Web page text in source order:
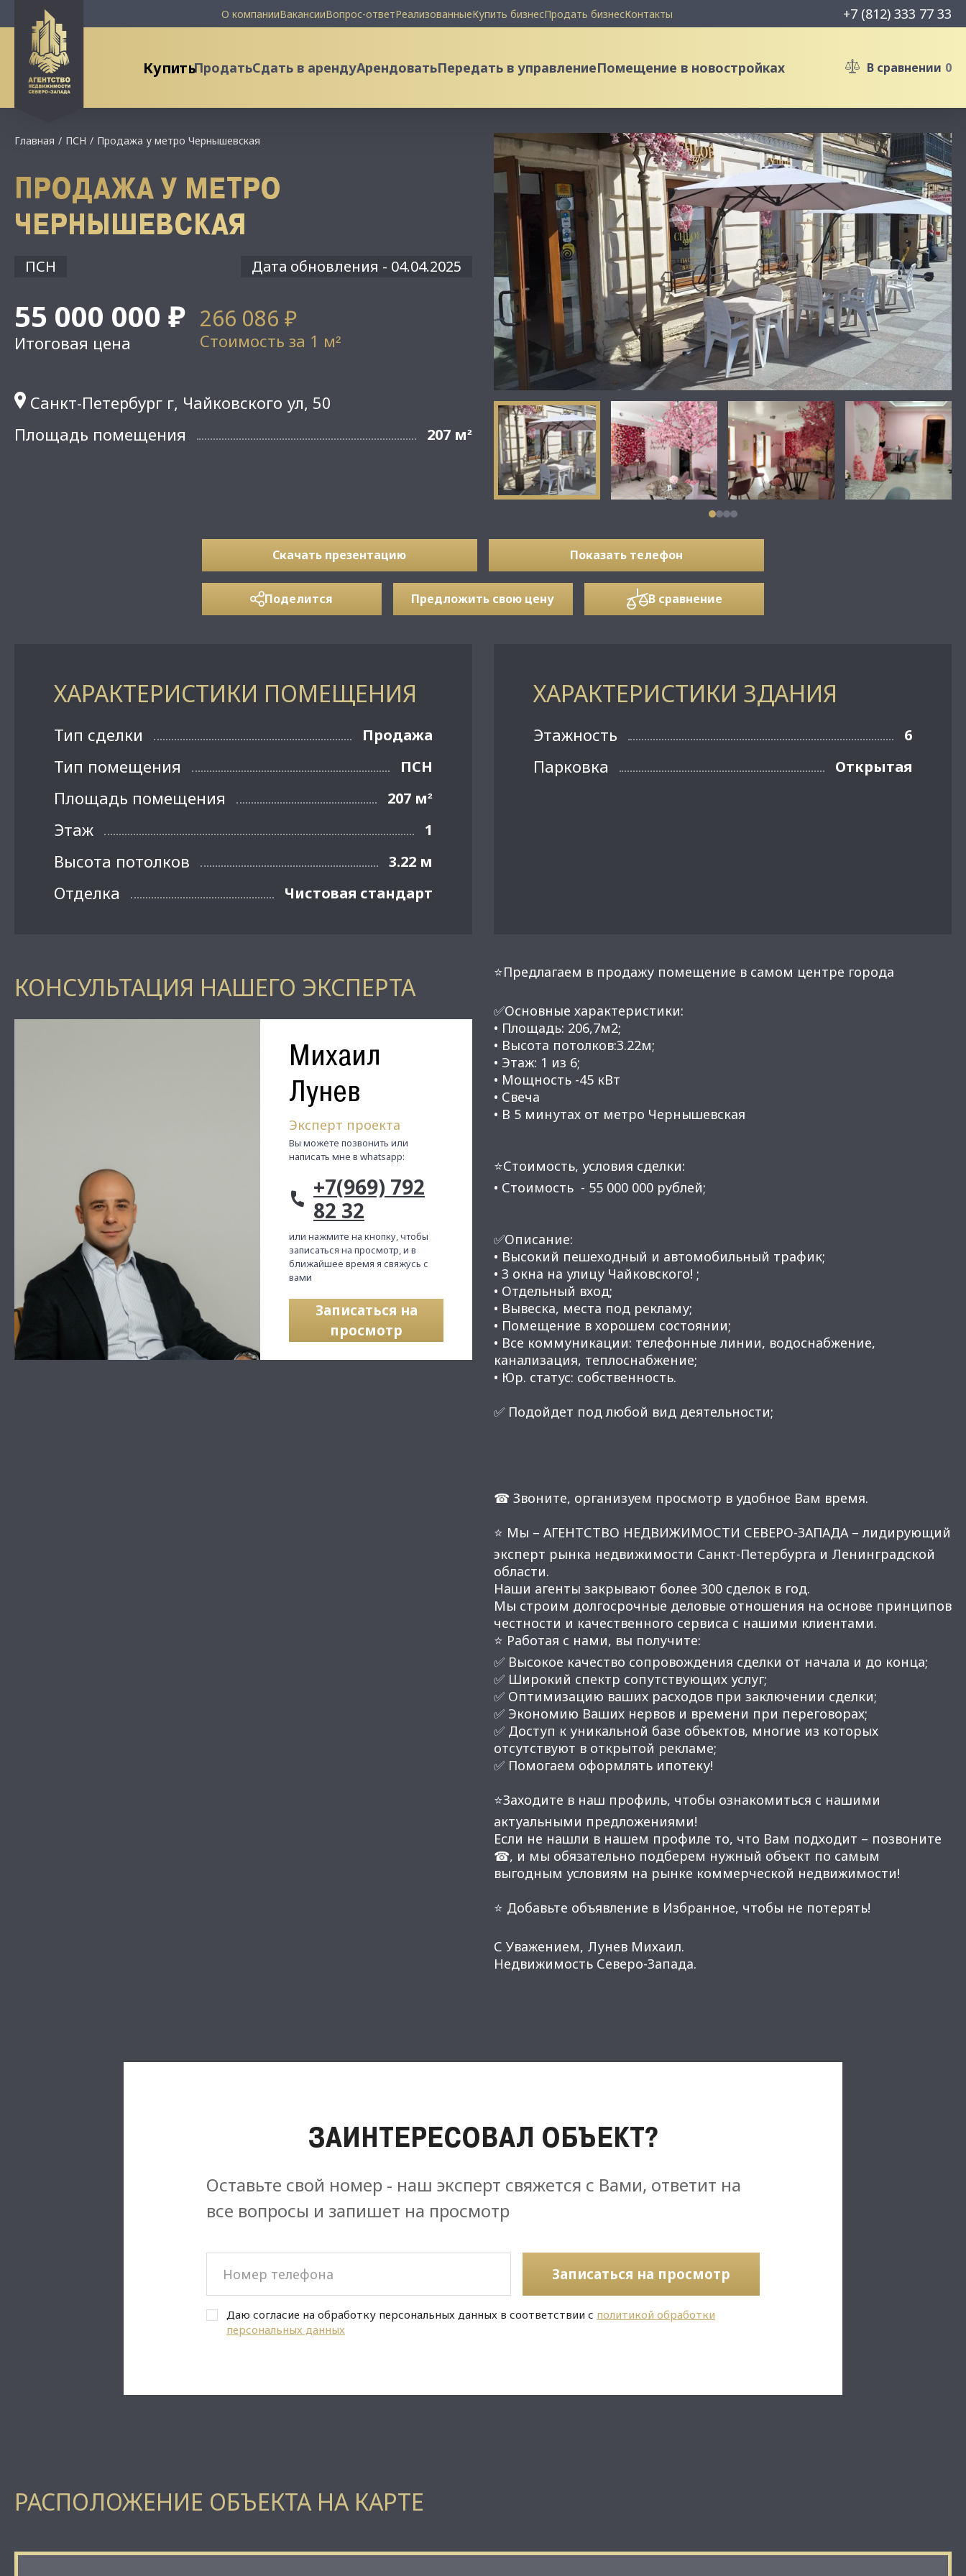
О компанииВакансииВопрос-ответРеализованныеКупить бизнесПродать бизнесКонтакты +7 (812) 333 77 33
КупитьПродатьСдать в арендуАрендоватьПередать в управлениеПомещение в новостройках В сравнении 0
Главная ПСН Продажа у метро Чернышевская
ПРОДАЖА У МЕТРО
ЧЕРНЫШЕВСКАЯ
ПСН Дата обновления - 04.04.2025
55 000 000 ₽
Итоговая цена
266 086 ₽
Стоимость за 1 м²
Санкт-Петербург г, Чайковского ул, 50
Площадь помещения
207 м²
Скачать презентацию Показать телефон
Поделится Предложить свою цену В сравнение
ХАРАКТЕРИСТИКИ ПОМЕЩЕНИЯ
Тип сделки Продажа
Тип помещения ПСН
Площадь помещения 207 м²
Этаж 1
Высота потолков 3.22 м
Отделка Чистовая стандарт
ХАРАКТЕРИСТИКИ ЗДАНИЯ
Этажность 6
Парковка Открытая
КОНСУЛЬТАЦИЯ НАШЕГО ЭКСПЕРТА
Михаил
Лунев
Эксперт проекта
Вы можете позвонить или
написать мне в whatsapp:
+7(969) 792
82 32
или нажмите на кнопку, чтобы
записаться на просмотр, и в
ближайшее время я свяжусь с
вами
Записаться на
просмотр
⭐Предлагаем в продажу помещение в самом центре города
✅Основные характеристики:
• Площадь: 206,7м2;
• Высота потолков:3.22м;
• Этаж: 1 из 6;
• Мощность -45 кВт
• Свеча
• В 5 минутах от метро Чернышевская
⭐Стоимость, условия сделки:
• Стоимость - 55 000 000 рублей;
✅Описание:
• Высокий пешеходный и автомобильный трафик;
• 3 окна на улицу Чайковского! ;
• Отдельный вход;
• Вывеска, места под рекламу;
• Помещение в хорошем состоянии;
• Все коммуникации: телефонные линии, водоснабжение,
канализация, теплоснабжение;
• Юр. статус: собственность.
✅ Подойдет под любой вид деятельности;
☎ Звоните, организуем просмотр в удобное Вам время.
⭐ Мы – АГЕНТСТВО НЕДВИЖИМОСТИ СЕВЕРО-ЗАПАДА – лидирующий
эксперт рынка недвижимости Санкт-Петербурга и Ленинградской
области.
Наши агенты закрывают более 300 сделок в год.
Мы строим долгосрочные деловые отношения на основе принципов
честности и качественного сервиса с нашими клиентами.
⭐ Работая с нами, вы получите:
✅ Высокое качество сопровождения сделки от начала и до конца;
✅ Широкий спектр сопутствующих услуг;
✅ Оптимизацию ваших расходов при заключении сделки;
✅ Экономию Ваших нервов и времени при переговорах;
✅ Доступ к уникальной базе объектов, многие из которых
отсутствуют в открытой рекламе;
✅ Помогаем оформлять ипотеку!
⭐Заходите в наш профиль, чтобы ознакомиться с нашими
актуальными предложениями!
Если не нашли в нашем профиле то, что Вам подходит – позвоните
☎, и мы обязательно подберем нужный объект по самым
выгодным условиям на рынке коммерческой недвижимости!
⭐ Добавьте объявление в Избранное, чтобы не потерять!
С Уважением, Лунев Михаил.
Недвижимость Северо-Запада.
ЗАИНТЕРЕСОВАЛ ОБЪЕКТ?
Оставьте свой номер - наш эксперт свяжется с Вами, ответит на
все вопросы и запишет на просмотр
Записаться на просмотр
Даю согласие на обработку персональных данных в соответствии с политикой обработки
персональных данных
РАСПОЛОЖЕНИЕ ОБЪЕКТА НА КАРТЕ